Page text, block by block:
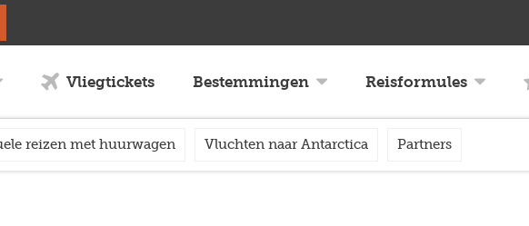
Vliegtickets Bestemmingen Reisformules
reizen met huurwagen Vluchten naar Antarctica Partners